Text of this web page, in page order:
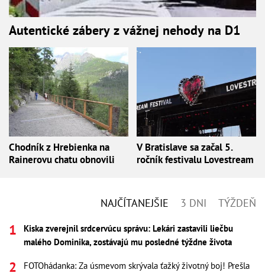
Autentické zábery z vážnej nehody na D1
Chodník z Hrebienka na
Rainerovu chatu obnovili
V Bratislave sa začal 5.
ročník festivalu Lovestream
NAJČÍTANEJŠIE 3 DNI TÝŽDEŇ
Kiska zverejnil srdcervúcu správu: Lekári zastavili liečbu
malého Dominika, zostávajú mu posledné týždne života
FOTOhádanka: Za úsmevom skrývala ťažký životný boj! Prešla